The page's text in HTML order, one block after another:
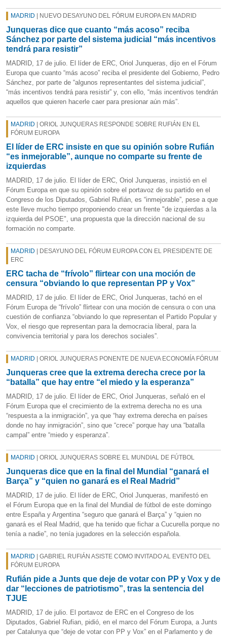
MADRID | NUEVO DESAYUNO DEL FÓRUM EUROPA EN MADRID
Junqueras dice que cuanto “más acoso” reciba
Sánchez por parte del sistema judicial “más incentivos
tendrá para resistir”
MADRID, 17 de julio. El líder de ERC, Oriol Junqueras, dijo en el Fórum
Europa que cuanto “más acoso” reciba el presidente del Gobierno, Pedro
Sánchez, por parte de “algunos representantes del sistema judicial”,
“más incentivos tendrá para resistir” y, con ello, “más incentivos tendrán
aquellos que quieren hacerle caer para presionar aún más”.
MADRID | ORIOL JUNQUERAS RESPONDE SOBRE RUFIÁN EN EL
FÓRUM EUROPA
El líder de ERC insiste en que su opinión sobre Rufián
“es inmejorable”, aunque no comparte su frente de
izquierdas
MADRID, 17 de julio. El líder de ERC, Oriol Junqueras, insistió en el
Fórum Europa en que su opinión sobre el portavoz de su partido en el
Congreso de los Diputados, Gabriel Rufián, es “inmejorable”, pese a que
este lleve mucho tiempo proponiendo crear un frente "de izquierdas a la
izquierda del PSOE", una propuesta que la dirección nacional de su
formación no comparte.
MADRID | DESAYUNO DEL FÓRUM EUROPA CON EL PRESIDENTE DE
ERC
ERC tacha de “frívolo” flirtear con una moción de
censura “obviando lo que representan PP y Vox”
MADRID, 17 de julio. El líder de ERC, Oriol Junqueras, tachó en el
Fórum Europa de “frívolo” flirtear con una moción de censura o con una
cuestión de confianza “obviando lo que representan el Partido Popular y
Vox, el riesgo que representan para la democracia liberal, para la
convivencia territorial y para los derechos sociales”.
MADRID | ORIOL JUNQUERAS PONENTE DE NUEVA ECONOMÍA FÓRUM
Junqueras cree que la extrema derecha crece por la
“batalla” que hay entre “el miedo y la esperanza”
MADRID, 17 de julio. El líder de ERC, Oriol Junqueras, señaló en el
Fórum Europa que el crecimiento de la extrema derecha no es una
“respuesta a la inmigración”, ya que “hay extrema derecha en países
donde no hay inmigración”, sino que “crece” porque hay una “batalla
campal” entre “miedo y esperanza”.
MADRID | ORIOL JUNQUERAS SOBRE EL MUNDIAL DE FÚTBOL
Junqueras dice que en la final del Mundial “ganará el
Barça” y “quien no ganará es el Real Madrid”
MADRID, 17 de julio. El líder de ERC, Oriol Junqueras, manifestó en
el Fórum Europa que en la final del Mundial de fútbol de este domingo
entre España y Argentina “seguro que ganará el Barça” y “quien no
ganará es el Real Madrid, que ha tenido que fichar a Cucurella porque no
tenía a nadie”, no tenía jugadores en la selección española.
MADRID | GABRIEL RUFIÁN ASISTE COMO INVITADO AL EVENTO DEL
FÓRUM EUROPA
Rufián pide a Junts que deje de votar con PP y Vox y de
dar “lecciones de patriotismo”, tras la sentencia del
TJUE
MADRID, 17 de julio. El portavoz de ERC en el Congreso de los
Diputados, Gabriel Rufian, pidió, en el marco del Fórum Europa, a Junts
per Catalunya que “deje de votar con PP y Vox” en el Parlamento y de